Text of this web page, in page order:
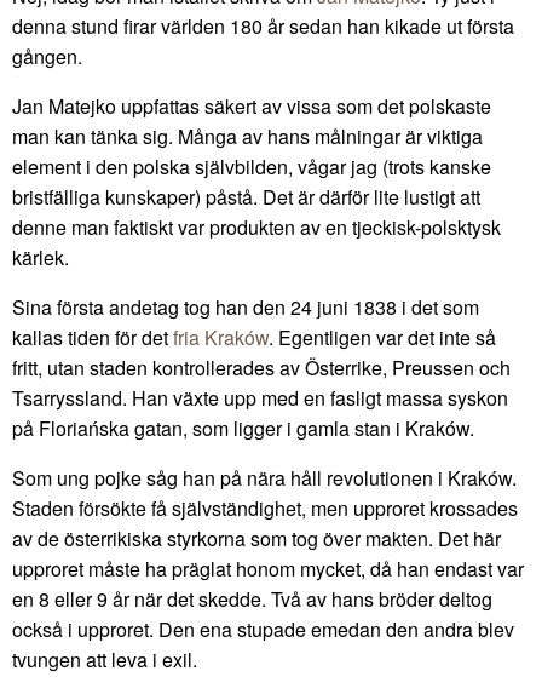
denna stund firar världen 180 år sedan han kikade ut första
gången.
Jan Matejko uppfattas säkert av vissa som det polskaste
man kan tänka sig. Många av hans målningar är viktiga
element i den polska självbilden, vågar jag (trots kanske
bristfälliga kunskaper) påstå. Det är därför lite lustigt att
denne man faktiskt var produkten av en tjeckisk-polsktysk
kärlek.
Sina första andetag tog han den 24 juni 1838 i det som
kallas tiden för detfria Kraków. Egentligen var det inte så
fritt, utan staden kontrollerades av Österrike, Preussen och
Tsarryssland. Han växte upp med en fasligt massa syskon
på Floriańska gatan, som ligger i gamla stan i Kraków.
Som ung pojke såg han på nära håll revolutionen i Kraków.
Staden försökte få självständighet, men upproret krossades
av de österrikiska styrkorna som tog över makten. Det här
upproret måste ha präglat honom mycket, då han endast var
en 8 eller 9 år när det skedde. Två av hans bröder deltog
också i upproret. Den ena stupade emedan den andra blev
tvungen att leva i exil.